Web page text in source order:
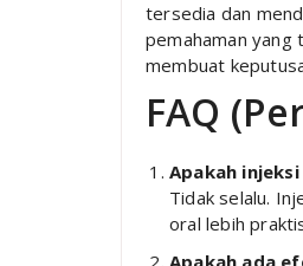
tersedia dan
pemahaman yang
membuat
FAQ
Apakah
Tidak selalu.
oral lebih
Apakah ada